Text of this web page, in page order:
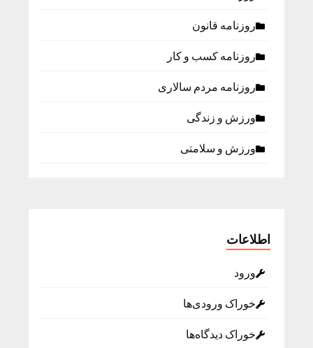
روزنامه قانون
روزنامه كسب و كار
روزنامه مردم سالاری
ورزش و زندگی
ورزش و سلامتی
اطلاعات
ورود
خوراک ورودی‌ها
خوراک دیدگاه‌ها